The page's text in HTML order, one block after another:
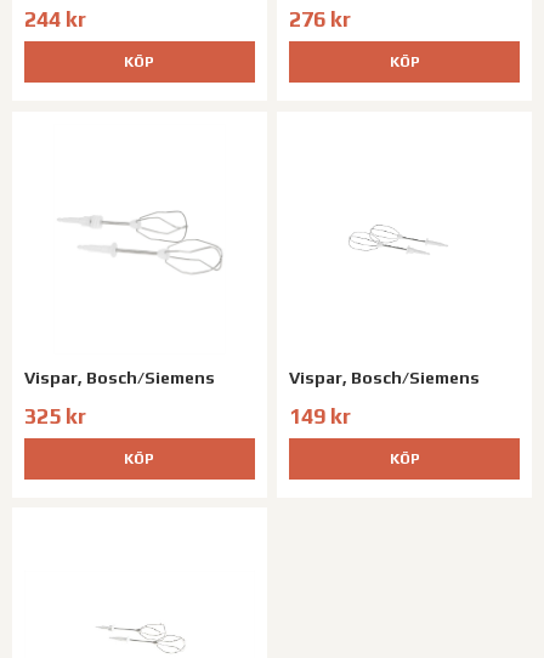
244 kr
KÖP
276 kr
KÖP
Vispar, Bosch/Siemens
325 kr
KÖP
Vispar, Bosch/Siemens
149 kr
KÖP